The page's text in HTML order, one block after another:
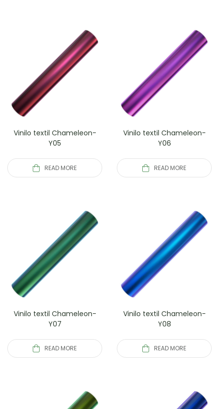
Vinilo textil Chameleon-
Y05
READ MORE
Vinilo textil Chameleon-
Y06
READ MORE
Vinilo textil Chameleon-
Y07
READ MORE
Vinilo textil Chameleon-
Y08
READ MORE